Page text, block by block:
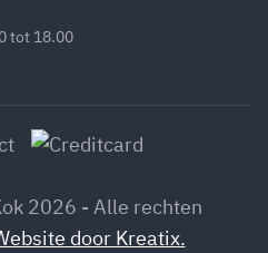
tot 18.00
2026 - Alle rechten
door Kreatix.